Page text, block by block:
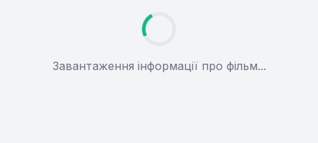
Завантаження інформації про фільм...